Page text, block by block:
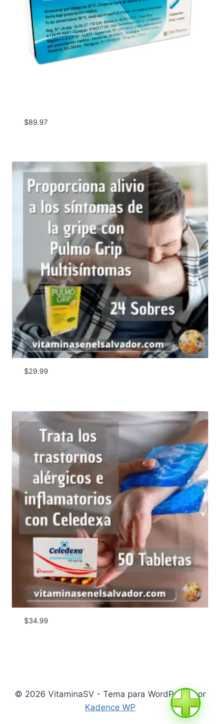
$89.97
$29.99
$34.99
© 2026 VitaminaSV - Tema para WordPress por
Kadence WP